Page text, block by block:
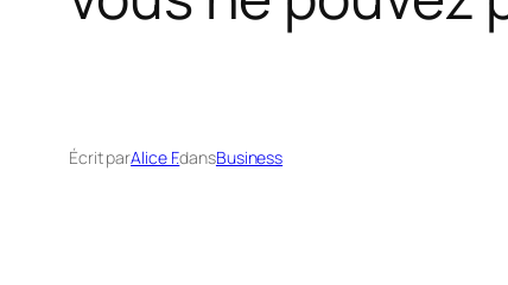
Écrit parAlice F.dansBusiness